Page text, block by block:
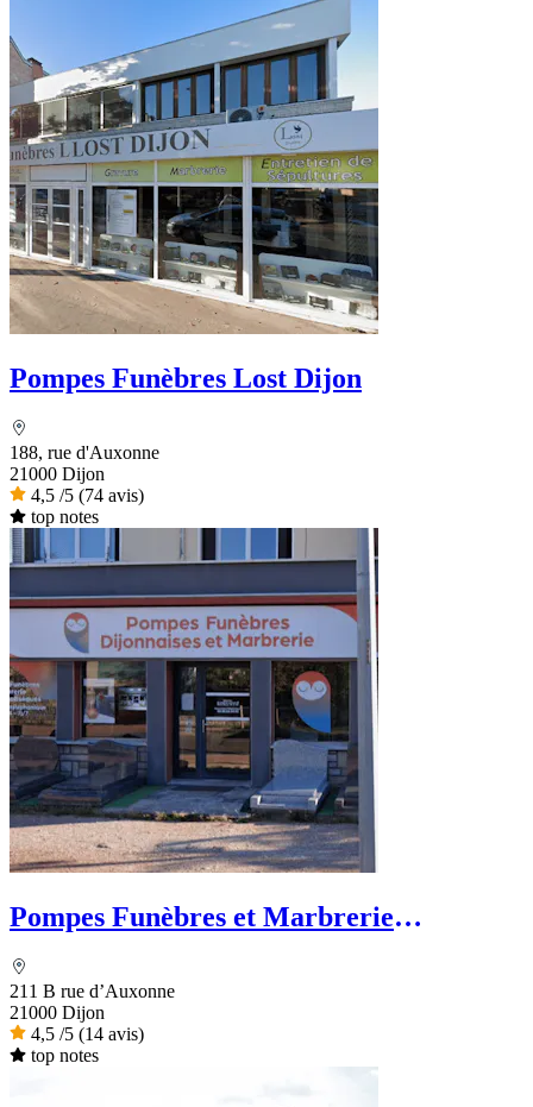
Pompes Funèbres Lost Dijon
188, rue d'Auxonne
21000 Dijon
4,5 /5 (74 avis)
top notes
Pompes Funèbres et Marbrerie
211 B rue d’Auxonne
21000 Dijon
4,5 /5 (14 avis)
top notes